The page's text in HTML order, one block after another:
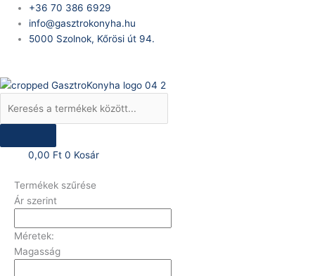
content
+36 70 386 6929
info@gasztrokonyha.hu
5000 Szolnok, Kőrösi út 94.
Products
search
0,00 Ft 0 Kosár
Termékek szűrése
Ár szerint
Méretek:
Magasság